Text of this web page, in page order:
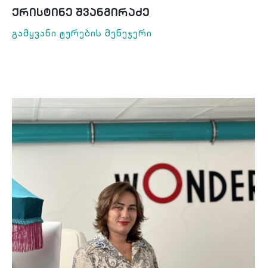
Ქრისტინე Შვანგირაძე
Გამყვანი Ტურების Მენეჯერი